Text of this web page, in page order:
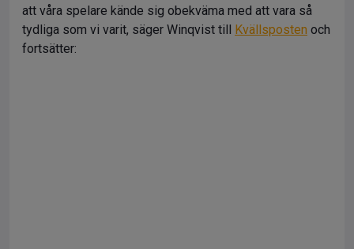
att våra spelare kände sig obekväma med att vara så
tydliga som vi varit, säger Winqvist till Kvällsposten och
fortsätter: